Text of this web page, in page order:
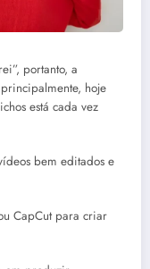
portanto, a
hoje
está cada vez
bem editados e
CapCut para criar